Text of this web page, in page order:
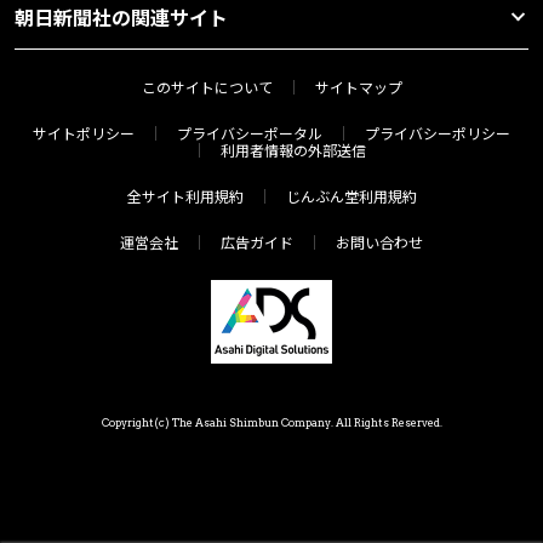
朝日新聞社の関連サイト
このサイトについて サイトマップ
サイトポリシー プライバシーポータル
プライバシーポリシー
利用者情報の外部送信
全サイト利用規約 じんぶん堂利用規約
運営会社 広告ガイド お問い合わせ
Copyright(c) The Asahi Shimbun Company. All Rights Reserved.